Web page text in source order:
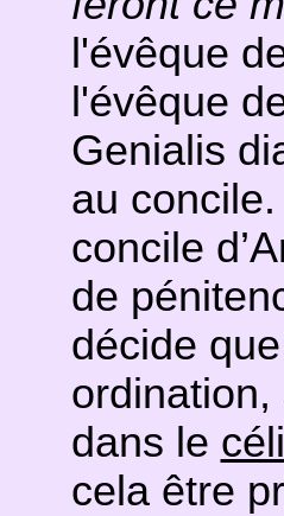
l'évêque
l'évêque
Genialis
au
concile
de
décide
dans le
cela être